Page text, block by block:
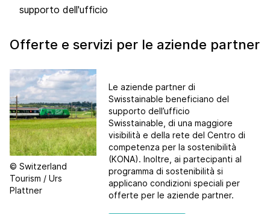
supporto dell'ufficio
Offerte e servizi per le aziende partner
© Switzerland
Tourism / Urs
Plattner
Le aziende partner di
Swisstainable beneficiano del
supporto dell’ufficio
Swisstainable, di una maggiore
visibilità e della rete del Centro di
competenza per la sostenibilità
(KONA). Inoltre, ai partecipanti al
programma di sostenibilità si
applicano condizioni speciali per
offerte per le aziende partner.